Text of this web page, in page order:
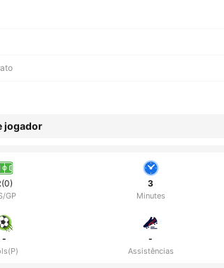
jogador
(0)
GP
3
Minutes
- -
Assistências